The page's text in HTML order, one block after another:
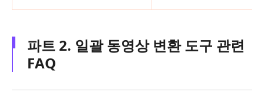
파트 2. 일괄 동영상 변환 도구 관련
FAQ